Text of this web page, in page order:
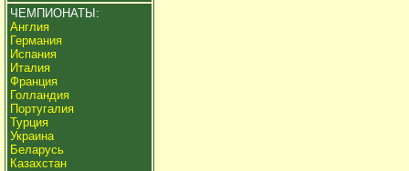
ЧЕМПИОНАТЫ:
Англия
Германия
Испания
Италия
Франция
Голландия
Португалия
Турция
Украина
Беларусь
Казахстан